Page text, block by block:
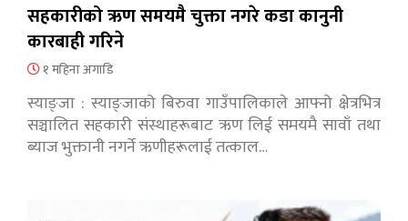
सहकारीको ऋण समयमै चुक्ता नगरे कडा कानुनी
कारबाही गरिने
१ महिना अगाडि
स्याङ्जा : स्याङ्जाको बिरुवा गाउँपालिकाले आफ्नो क्षेत्रभित्र
सञ्चालित सहकारी संस्थाहरूबाट ऋण लिई समयमै सावाँ तथा
ब्याज भुक्तानी नगर्ने ऋणीहरूलाई तत्काल…